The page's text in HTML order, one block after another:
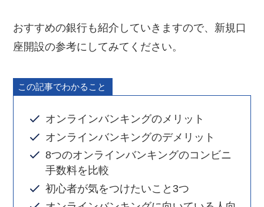
おすすめの銀行も紹介していきますので、新規口
座開設の参考にしてみてください。
この記事でわかること
オンラインバンキングのメリット
オンラインバンキングのデメリット
8つのオンラインバンキングのコンビニ
手数料を比較
初心者が気をつけたいこと3つ